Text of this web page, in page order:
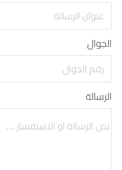
الجوال
الرسالة